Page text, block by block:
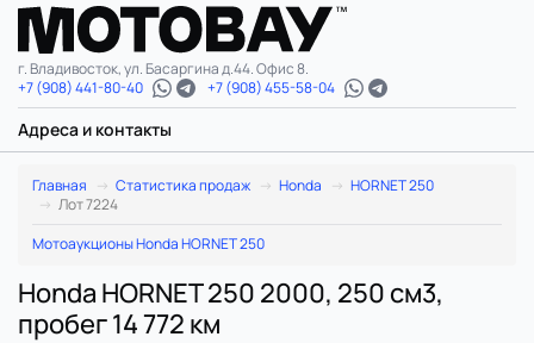
г. Владивосток, ул. Басаргина д.44. Офис 8.
+7 (908) 441-80-40
+7 (908) 455-58-04
Адреса и контакты
Главная Статистика продаж Honda
HORNET 250
Лот 7224
Мотоаукционы Honda HORNET 250
Honda HORNET 250 2000, 250 см3,
пробег 14 772 км